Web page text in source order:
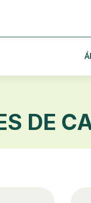
DE